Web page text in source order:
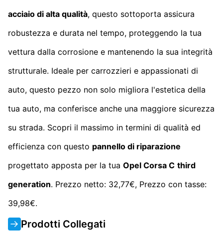
acciaio di alta qualità, questo sottoporta assicura
robustezza e durata nel tempo, proteggendo la tua
vettura dalla corrosione e mantenendo la sua integrità
strutturale. Ideale per carrozzieri e appassionati di
auto, questo pezzo non solo migliora l'estetica della
tua auto, ma conferisce anche una maggiore sicurezza
su strada. Scopri il massimo in termini di qualità ed
efficienza con questo pannello di riparazione
progettato apposta per la tua Opel Corsa C third
generation. Prezzo netto: 32,77€, Prezzo con tasse:
39,98€.
Prodotti Collegati